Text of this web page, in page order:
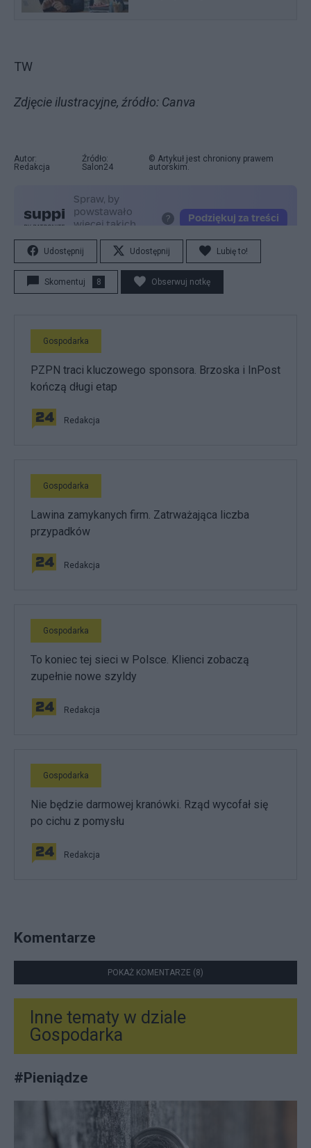
TW
Zdjęcie ilustracyjne, źródło: Canva
Autor:
Redakcja
Źródło:
Salon24
© Artykuł jest chroniony prawem
autorskim.
Udostępnij Udostępnij Lubię to!
Skomentuj 8 Obserwuj notkę
Gospodarka
PZPN traci kluczowego sponsora. Brzoska i InPost
kończą długi etap
Redakcja
Gospodarka
Lawina zamykanych firm. Zatrważająca liczba
przypadków
Redakcja
Gospodarka
To koniec tej sieci w Polsce. Klienci zobaczą
zupełnie nowe szyldy
Redakcja
Gospodarka
Nie będzie darmowej kranówki. Rząd wycofał się
po cichu z pomysłu
Redakcja
Komentarze
POKAŻ KOMENTARZE (8)
Inne tematy w dziale
Gospodarka
#Pieniądze